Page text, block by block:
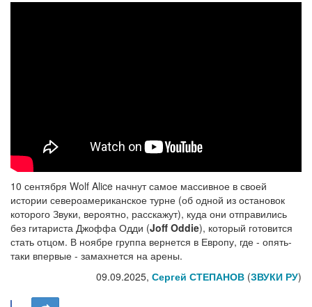
10 сентября Wolf Alice начнут самое массивное в своей
истории североамериканское турне (об одной из остановок
которого Звуки, вероятно, расскажут), куда они отправились
без гитариста Джоффа Одди (Joff Oddie), который готовится
стать отцом. В ноябре группа вернется в Европу, где - опять-
таки впервые - замахнется на арены.
09.09.2025, Сергей СТЕПАНОВ (ЗВУКИ РУ)